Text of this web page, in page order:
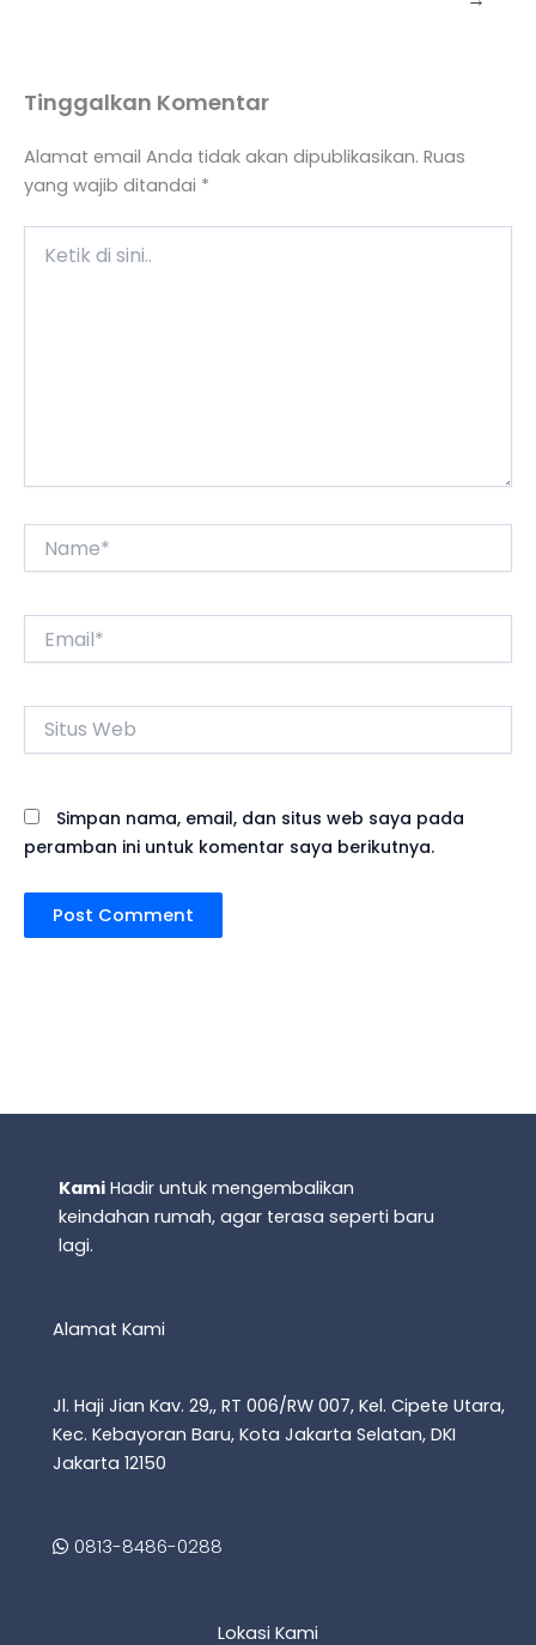
Tinggalkan Komentar
Alamat email Anda tidak akan dipublikasikan. Ruas
yang wajib ditandai *
Situs
Web
Simpan nama, email, dan situs web saya pada
peramban ini untuk komentar saya berikutnya.
Kami Hadir untuk mengembalikan
keindahan rumah, agar terasa seperti baru
lagi.
Alamat Kami
Jl. Haji Jian Kav. 29,, RT 006/RW 007, Kel. Cipete Utara,
Kec. Kebayoran Baru, Kota Jakarta Selatan, DKI
Jakarta 12150
0813-8486-0288
Lokasi Kami